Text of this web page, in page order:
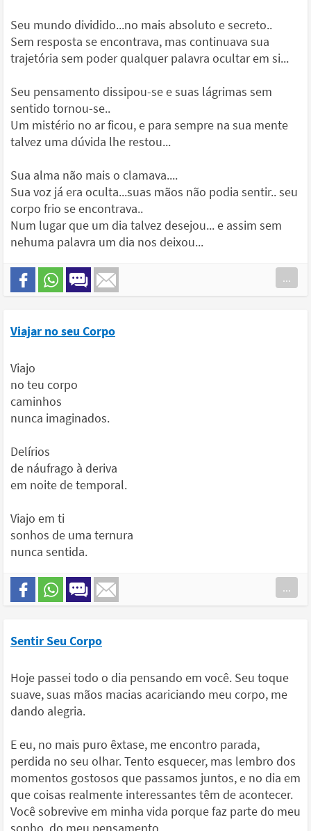
Seu mundo dividido...no mais absoluto e secreto..
Sem resposta se encontrava, mas continuava sua
trajetória sem poder qualquer palavra ocultar em si...
Seu pensamento dissipou-se e suas lágrimas sem
sentido tornou-se..
Um mistério no ar ficou, e para sempre na sua mente
talvez uma dúvida lhe restou...
Sua alma não mais o clamava....
Sua voz já era oculta...suas mãos não podia sentir.. seu
corpo frio se encontrava..
Num lugar que um dia talvez desejou... e assim sem
nehuma palavra um dia nos deixou...
...
Viajar no seu Corpo
Viajo
no teu corpo
caminhos
nunca imaginados.
Delírios
de náufrago à deriva
em noite de temporal.
Viajo em ti
sonhos de uma ternura
nunca sentida.
...
Sentir Seu Corpo
Hoje passei todo o dia pensando em você. Seu toque
suave, suas mãos macias acariciando meu corpo, me
dando alegria.
E eu, no mais puro êxtase, me encontro parada,
perdida no seu olhar. Tento esquecer, mas lembro dos
momentos gostosos que passamos juntos, e no dia em
que coisas realmente interessantes têm de acontecer.
Você sobrevive em minha vida porque faz parte do meu